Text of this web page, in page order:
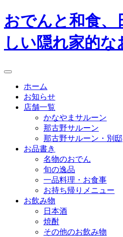
コ
ン
テ
ン
おでんと和食、
しい隠れ家的な
menu
ホーム
お知らせ
店舗一覧
かなやまサルーン
那古野サルーン
那古野サルーン・別邸
お品書き
名物のおでん
旬の逸品
一品料理・お食事
お持ち帰りメニュー
お飲み物
日本酒
焼酎
その他のお飲み物